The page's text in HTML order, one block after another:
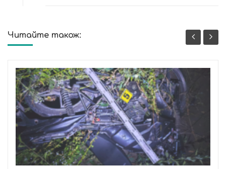
Читайте також: